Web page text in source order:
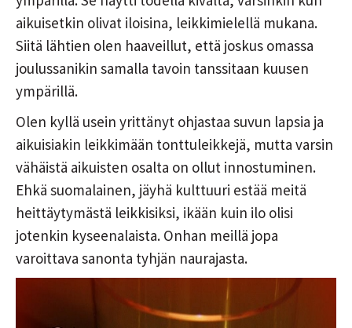
aikuisetkin olivat iloisina, leikkimielellä mukana.
Siitä lähtien olen haaveillut, että joskus omassa
joulussanikin samalla tavoin tanssitaan kuusen
ympärillä.
Olen kyllä usein yrittänyt ohjastaa suvun lapsia ja
aikuisiakin leikkimään tonttuleikkejä, mutta varsin
vähäistä aikuisten osalta on ollut innostuminen.
Ehkä suomalainen, jäyhä kulttuuri estää meitä
heittäytymästä leikkisiksi, ikään kuin ilo olisi
jotenkin kyseenalaista. Onhan meillä jopa
varoittava sanonta tyhjän naurajasta.